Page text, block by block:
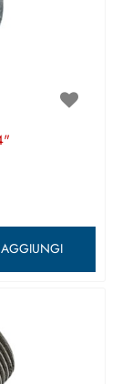
AGGIUNGI